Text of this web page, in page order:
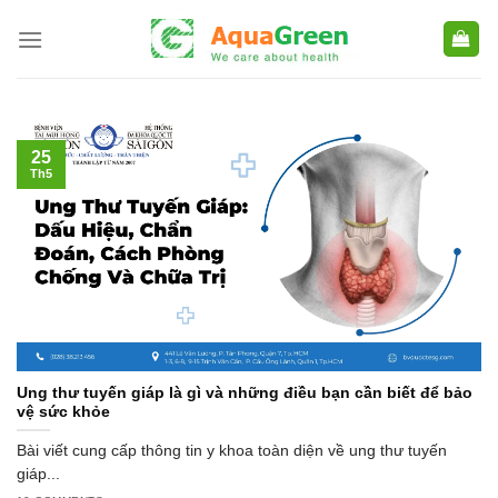
Ung thư tuyến giáp là gì và những điều bạn cần biết để bảo
vệ sức khỏe
Bài viết cung cấp thông tin y khoa toàn diện về ung thư tuyến
giáp...
25
Th5